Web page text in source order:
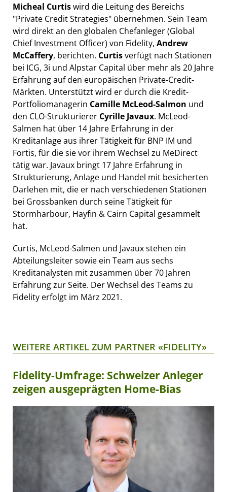
Micheal Curtiswird die Leitung des Bereichs
"Private Credit Strategies" übernehmen. Sein Team
wird direkt an den globalen Chefanleger (Global
Chief Investment Officer) von Fidelity, Andrew
McCaffery, berichten. Curtisverfügt nach Stationen
bei ICG, 3i und Alpstar Capital über mehr als 20 Jahre
Erfahrung auf den europäischen Private-Credit-
Märkten. Unterstützt wird er durch die Kredit-
Portfoliomanagerin Camille McLeod-Salmon und
den CLO-Strukturierer Cyrille Javaux. McLeod-
Salmen hat über 14 Jahre Erfahrung in der
Kreditanlage aus ihrer Tätigkeit für BNP IM und
Fortis, für die sie vor ihrem Wechsel zu MeDirect
tätig war. Javaux bringt 17 Jahre Erfahrung in
Strukturierung, Anlage und Handel mit besicherten
Darlehen mit, die er nach verschiedenen Stationen
bei Grossbanken durch seine Tätigkeit für
Stormharbour, Hayfin & Cairn Capital gesammelt
hat.
Curtis, McLeod-Salmen und Javaux stehen ein
Abteilungsleiter sowie ein Team aus sechs
Kreditanalysten mit zusammen über 70 Jahren
Erfahrung zur Seite. Der Wechsel des Teams zu
Fidelity erfolgt im März 2021.
WEITERE ARTIKEL ZUM PARTNER «FIDELITY»
Fidelity-Umfrage: Schweizer Anleger
zeigen ausgeprägten Home-Bias